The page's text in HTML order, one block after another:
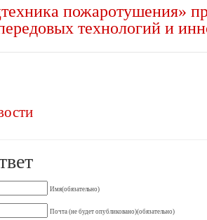
пожаротушения»
технологий и
Имя(обязательно)
Почта (не будет опубликовано)(обязательно)